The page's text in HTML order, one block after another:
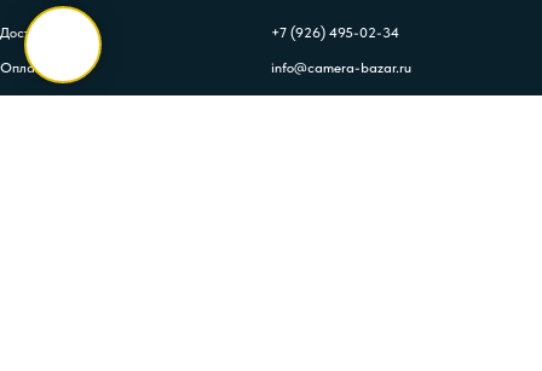
Доставка
Оплата
+7 (926) 495-02-34
info@camera-bazar.ru